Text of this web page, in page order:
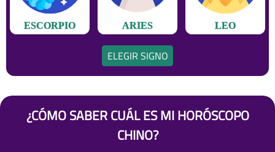
ESCORPIO ARIES LEO
ELEGIR SIGNO
¿CÓMO SABER CUÁL ES MI HORÓSCOPO
CHINO?